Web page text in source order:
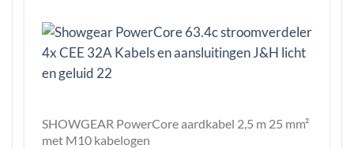
SHOWGEAR PowerCore aardkabel 2,5 m 25 mm²
met M10 kabelogen